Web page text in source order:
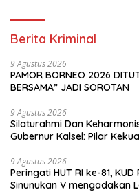
Berita Kriminal
9 Agustus 2026
PAMOR BORNEO 2026
BERSAMA” JADI SOROTAN
9 Agustus 2026
Silaturahmi Dan
Gubernur Kalsel: Pilar
9 Agustus 2026
Peringati HUT RI ke-81,
Sinunukan V mengadakan